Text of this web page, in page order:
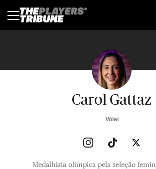
Carol Gattaz
Vôlei
Medalhista olímpica pela seleção